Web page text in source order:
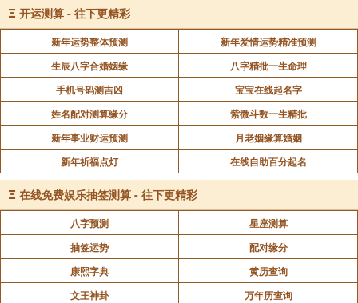
南无宝火佛
南无宝月光佛
南无现无愚(yú)佛
南无宝月佛
南无无垢佛
南无离垢佛
南无勇施佛
南无清净佛
南无清净施佛
南无娑(suō)留那佛
Ξ 开运测算 - 往下更精彩
新年运势整体预测
新年爱情运势精准预测
生辰八字合婚姻缘
八字精批一生命理
手机号码测吉凶
宝宝在线起名字
姓名配对测算缘分
紫微斗数一生精批
新年事业财运预测
月老姻缘算婚姻
新年祈福点灯
在线自助百分起名
Ξ 在线免费娱乐抽签测算 - 往下更精彩
八字预测
星座测算
抽签运势
配对缘分
康熙字典
黄历查询
文王神卦
万年历查询